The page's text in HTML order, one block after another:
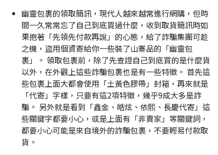
幽靈包裹的領取簡訊，現代人越來越常進行網購，但時
間一久常常忘了自己到底買過什麼，收到取貨簡訊時如
果抱著「先領先付款再說」的心態，給了詐騙集團可趁
之機，盜用個資寄給你一些裝了山寨品的「幽靈包
裹」。 領取包裹前，除了先查證自己到底買的是什麼貨
以外，在外觀上這些詐騙包裹也是有一些特徵。 首先這
些包裹上面大都會使用「土黃色膠帶」封箱，再來就是
「代寄」字樣，只要有這2項特徵，幾乎9成大多是詐
騙。 另外就是看到「鑫金、皓炫、依熙、長慶代寄」這
些關鍵字都要小心，或是上面有「非賣家」等關鍵詞，
都要小心可能是來自境外的詐騙包裹，不要輕易付款取
貨。